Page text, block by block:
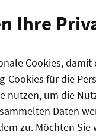
Ihre
Cookies,
Cookies für die
nutzen, um die
Daten
zu. Möchten